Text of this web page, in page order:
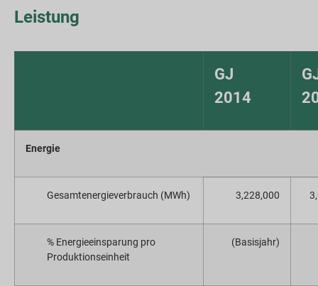
Leistung
GJ
2014
Energie
Gesamtenergieverbrauch (MWh) 3,228,000
% Energieeinsparung pro
Produktionseinheit
(Basisjahr)